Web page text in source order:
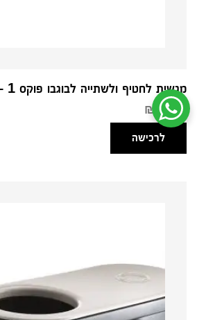
מגשית לחטיף ולשתייה לבוגבו פוקס 1 – אאוטלט
₪ 80.00
לרכישה
שיחת ווטסאפ עם שירות הלקוחות